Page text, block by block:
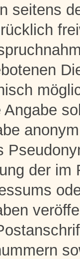
seitens
Angabe
der im